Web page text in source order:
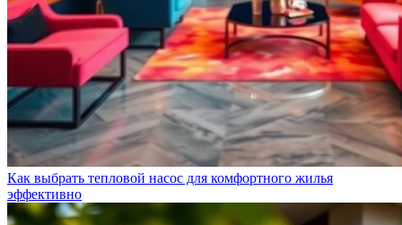
Как выбрать тепловой насос для комфортного жилья
эффективно